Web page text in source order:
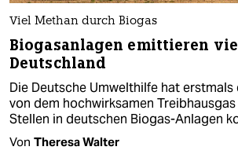
Viel Methan durch Biogas
Biogasanlagen emittieren
Deutschland
Die Deutsche Umwelthilfe hat
von dem hochwirksamen
Stellen in deutschen Biogas-Anlagen
Von Theresa Walter